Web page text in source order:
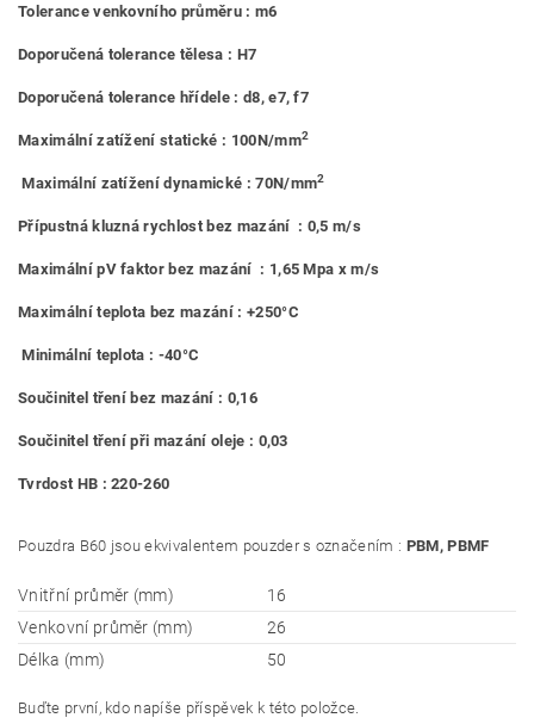
Tolerance venkovního průměru : m6
Doporučená tolerance tělesa : H7
Doporučená tolerance hřídele : d8, e7, f7
Maximální zatížení statické : 100N/mm2
Maximální zatížení dynamické : 70N/mm2
Přípustná kluzná rychlost bez mazání : 0,5 m/s
Maximální pV faktor bez mazání : 1,65 Mpa x m/s
Maximální teplota bez mazání : +250°C
Minimální teplota : -40°C
Součinitel tření bez mazání : 0,16
Součinitel tření při mazání oleje : 0,03
Tvrdost HB : 220-260
Pouzdra B60 jsou ekvivalentem pouzder s označením : PBM, PBMF
Vnitřní průměr (mm)
16
Venkovní průměr (mm)
26
Délka (mm)
50
Buďte první, kdo napíše příspěvek k této položce.